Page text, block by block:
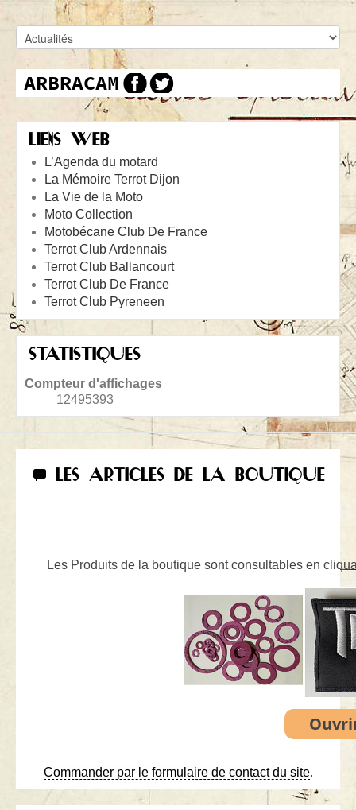
LIENS WEB
L’Agenda du motard
La Mémoire Terrot Dijon
La Vie de la Moto
Moto Collection
Motobécane Club De France
Terrot Club Ardennais
Terrot Club Ballancourt
Terrot Club De France
Terrot Club Pyreneen
STATISTIQUES
Compteur d'affichages
12495393
LES ARTICLES DE LA BOUTIQUE
Les Produits de la boutique sont consultables en
Commander par le formulaire de contact du site.